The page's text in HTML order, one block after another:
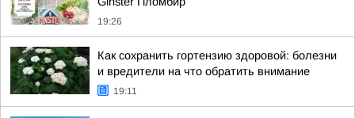
19:26
Как сохранить гортензию здоровой: болезни
и вредители на что обратить внимание
19:11